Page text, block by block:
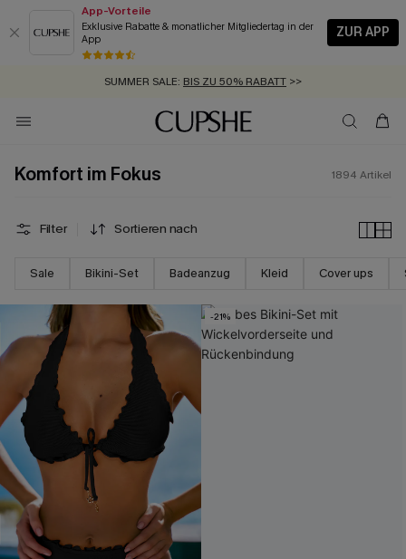
App-Vorteile
Exklusive Rabatte & monatlicher Mitgliedertag in der
App
ZUR APP
GRATIS MASSBAND MIT JEDEM SCHNELLVERSAND-ARTIKEL >>
SUMMER SALE:
ZUM NEWSLETTER:BIS ZU -20% EXTRA ERHALTEN
KOSTENLOSER VERSAND AB 89 €
Komfort im Fokus 1894 Artikel
Filter Sortieren nach
Sale Bikini-Set Badeanzug Kleid Cover ups
-21%